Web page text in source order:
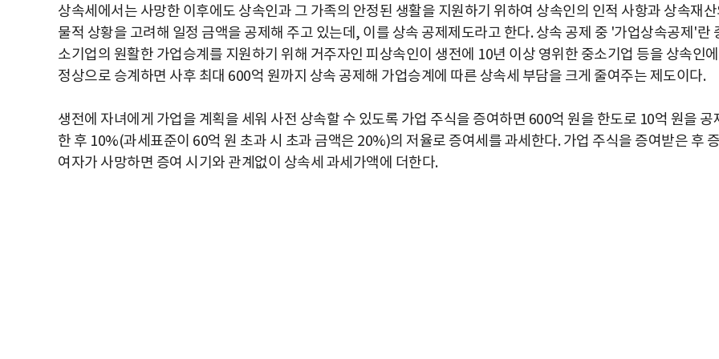
상속세에서는 사망한 이후에도 상속인과 그 가족의 안정된 생활을 지원하기 위하여 상속인의 인적 사항과 상속재
물적 상황을 고려해 일정 금액을 공제해 주고 있는데, 이를 상속 공제제도라고 한다. 상속 공제 중 '가업상속공제'란
소기업의 원활한 가업승계를 지원하기 위해 거주자인 피상속인이 생전에 10년 이상 영위한 중소기업 등을 상속인
정상으로 승계하면 사후 최대 600억 원까지 상속 공제해 가업승계에 따른 상속세 부담을 크게 줄여주는 제도이다.
생전에 자녀에게 가업을 계획을 세워 사전 상속할 수 있도록 가업 주식을 증여하면 600억 원을 한도로 10억 원을 공
한 후 10%(과세표준이 60억 원 초과 시 초과 금액은 20%)의 저율로 증여세를 과세한다. 가업 주식을 증여받은 후 증
여자가 사망하면 증여 시기와 관계없이 상속세 과세가액에 더한다.